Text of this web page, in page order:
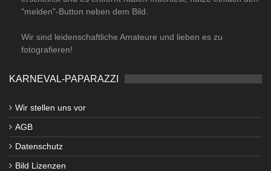
"melden"-Button neben dem Bild.
Wir sind leidenschaftliche Amateure und lieben es zu
fotografieren!
KARNEVAL-PAPARAZZI
Wir stellen uns vor
AGB
Datenschutz
Bild Lizenzen